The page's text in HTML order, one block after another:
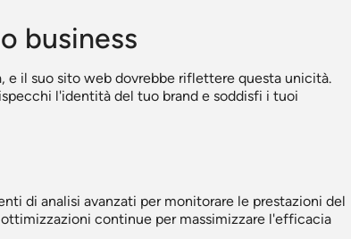
business
e il suo sito web dovrebbe riflettere questa unicità.
l'identità del tuo brand e soddisfi i tuoi
di analisi avanzati per monitorare le prestazioni del
continue per massimizzare l'efficacia